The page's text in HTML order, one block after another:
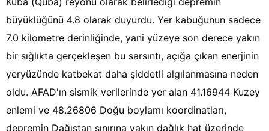
büyüklüğünü 4.8 olarak duyurdu. Yer kabuğunun sadece
7.0 kilometre derinliğinde, yani yüzeye son derece yakın
bir sığlıkta gerçekleşen bu sarsıntı, açığa çıkan enerjinin
yeryüzünde katbekat daha şiddetli algılanmasına neden
oldu. AFAD'ın sismik verilerinde yer alan 41.16944 Kuzey
enlemi ve 48.26806 Doğu boylamı koordinatları,
depremin Dağıstan sınırına yakın dağlık hat üzerinde